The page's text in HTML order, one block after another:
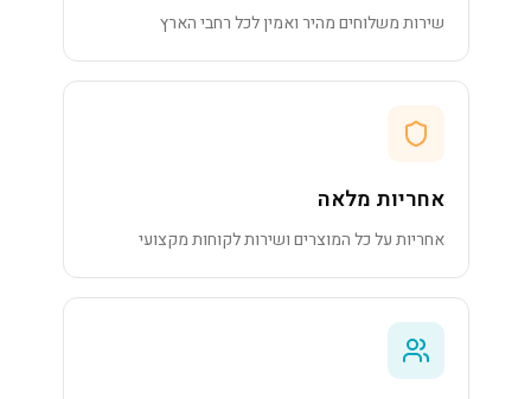
שירות משלוחים מהיר ואמין לכל רחבי הארץ
אחריות מלאה
אחריות על כל המוצרים ושירות לקוחות מקצועי